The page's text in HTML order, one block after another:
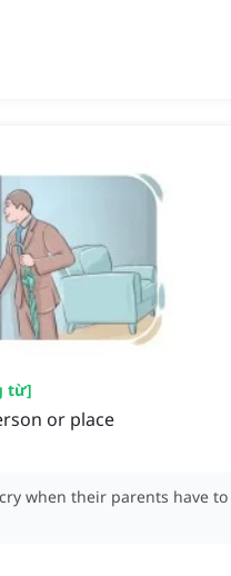
từ]
or place
when their parents have to